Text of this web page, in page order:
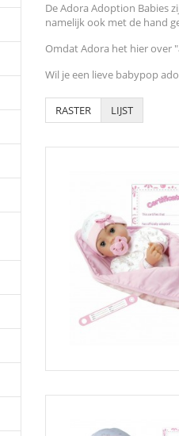
De Adora Adoption Babies
namelijk ook met de hand
Omdat Adora het hier over
Wil je een lieve babypop
RASTER LIJST